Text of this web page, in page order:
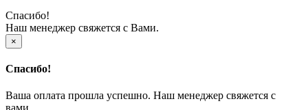
Спасибо!
Наш менеджер свяжется с Вами.
×
Спасибо!
Ваша оплата прошла успешно. Наш менеджер свяжется с
вами.